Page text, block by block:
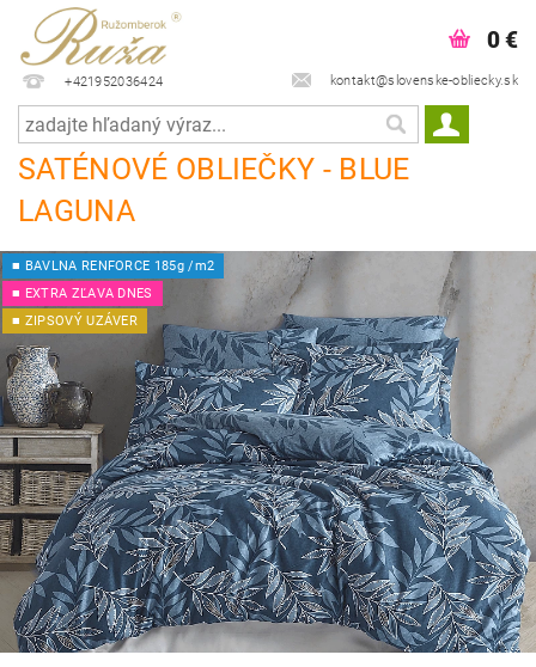
+421952036424 kontakt@slovenske-obliecky.sk
0 €
SATÉNOVÉ OBLIEČKY - BLUE
LAGUNA
■ BAVLNA RENFORCE 185g /m2
■ EXTRA ZĽAVA DNES
■ ZIPSOVÝ UZÁVER